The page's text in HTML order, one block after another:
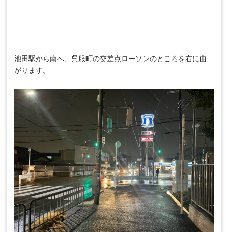
池田駅から南へ、呉服町の交差点ローソンのところを右に曲
がります。